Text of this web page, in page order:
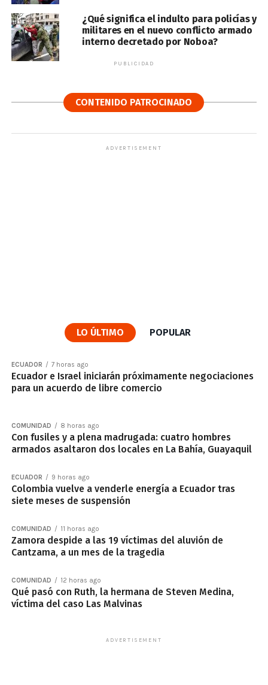
¿Qué significa el indulto para policías y
militares en el nuevo conflicto armado
interno decretado por Noboa?
PUBLICIDAD
CONTENIDO PATROCINADO
ADVERTISEMENT
LO ÚLTIMO POPULAR
ECUADOR 7 horas ago
Ecuador e Israel iniciarán próximamente negociaciones
para un acuerdo de libre comercio
COMUNIDAD 8 horas ago
Con fusiles y a plena madrugada: cuatro hombres
armados asaltaron dos locales en La Bahía, Guayaquil
ECUADOR 9 horas ago
Colombia vuelve a venderle energía a Ecuador tras
siete meses de suspensión
COMUNIDAD 11 horas ago
Zamora despide a las 19 víctimas del aluvión de
Cantzama, a un mes de la tragedia
COMUNIDAD 12 horas ago
Qué pasó con Ruth, la hermana de Steven Medina,
víctima del caso Las Malvinas
ADVERTISEMENT